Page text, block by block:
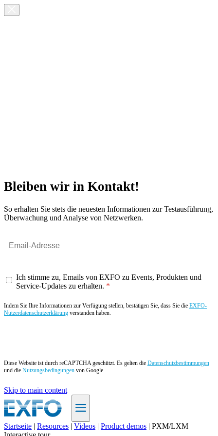
Bleiben wir in Kontakt!
So erhalten Sie stets die neuesten Informationen zur Testausführung,
Überwachung und Analyse von Netzwerken.
Ich stimme zu, Emails von EXFO zu Events, Produkten und
Service-Updates zu erhalten.
Indem Sie Ihre Informationen zur Verfügung stellen, bestätigen Sie, dass Sie die EXFO-
Nutzerdatenschutzerklärung verstanden haben.
Diese Website ist durch reCAPTCHA geschützt. Es gelten die Datenschutzbestimmungen
und die Nutzungsbedingungen von Google.
Skip to main content
Startseite | Resources | Videos | Product demos | PXM/LXM